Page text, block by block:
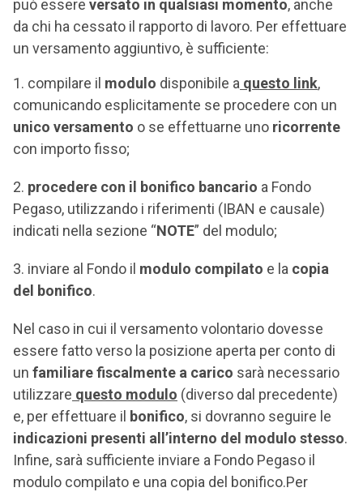
può essere versato in qualsiasi momento, anche
da chi ha cessato il rapporto di lavoro. Per effettuare
un versamento aggiuntivo, è sufficiente:
compilare il modulo disponibile a questo link,
comunicando esplicitamente se procedere con un
unico versamento o se effettuarne uno ricorrente
con importo fisso;
procedere con il bonifico bancario a Fondo
Pegaso, utilizzando i riferimenti (IBAN e causale)
indicati nella sezione “NOTE” del modulo;
inviare al Fondo il modulo compilato e la copia
del bonifico.
Nel caso in cui il versamento volontario dovesse
essere fatto verso la posizione aperta per conto di
un familiare fiscalmente a carico sarà necessario
utilizzare questo modulo (diverso dal precedente)
e, per effettuare il bonifico, si dovranno seguire le
indicazioni presenti all’interno del modulo stesso.
Infine, sarà sufficiente inviare a Fondo Pegaso il
modulo compilato e una copia del bonifico.Per